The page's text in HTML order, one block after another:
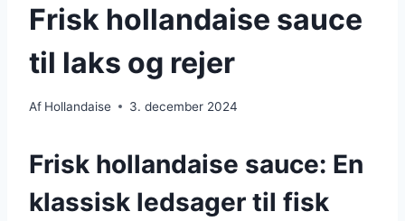
Frisk hollandaise sauce
til laks og rejer
Af Hollandaise 3. december 2024
Frisk hollandaise sauce: En
klassisk ledsager til fisk